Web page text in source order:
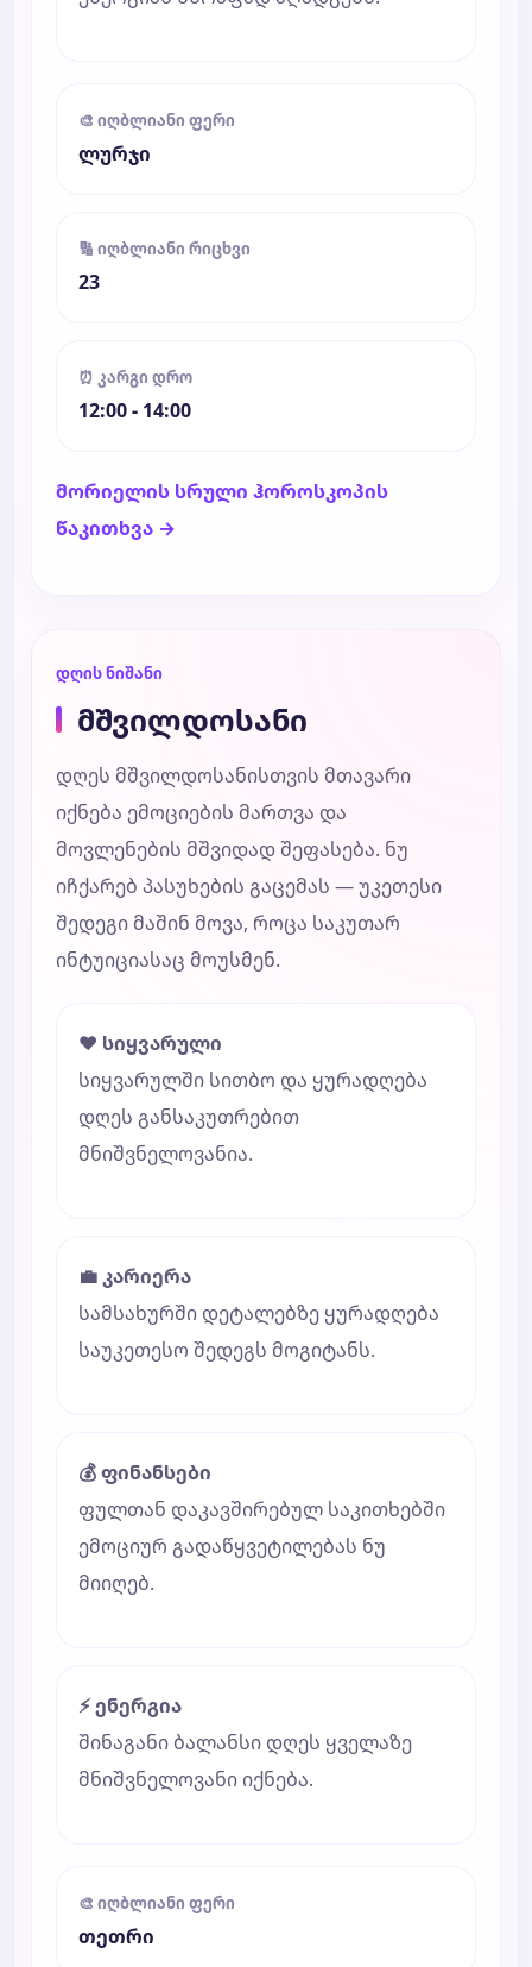
🎨 იღბლიანი ფერი
ლურჯი
🔢 იღბლიანი რიცხვი
23
⏰ კარგი დრო
12:00 - 14:00
მორიელის სრული ჰოროსკოპის
წაკითხვა →
დღის ნიშანი
მშვილდოსანი
დღეს მშვილდოსანისთვის მთავარი
იქნება ემოციების მართვა და
მოვლენების მშვიდად შეფასება. ნუ
იჩქარებ პასუხების გაცემას — უკეთესი
შედეგი მაშინ მოვა, როცა საკუთარ
ინტუიციასაც მოუსმენ.
❤️ სიყვარული
სიყვარულში სითბო და ყურადღება
დღეს განსაკუთრებით
მნიშვნელოვანია.
💼 კარიერა
სამსახურში დეტალებზე ყურადღება
საუკეთესო შედეგს მოგიტანს.
💰 ფინანსები
ფულთან დაკავშირებულ საკითხებში
ემოციურ გადაწყვეტილებას ნუ
მიიღებ.
⚡ ენერგია
შინაგანი ბალანსი დღეს ყველაზე
მნიშვნელოვანი იქნება.
🎨 იღბლიანი ფერი
თეთრი